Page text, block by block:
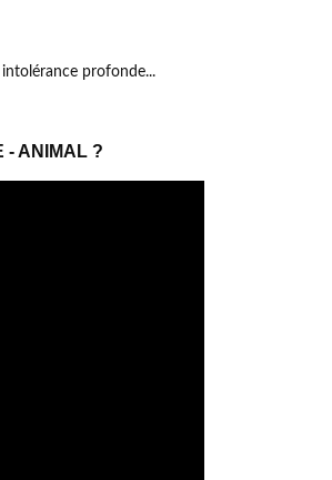
profonde...
- ANIMAL ?